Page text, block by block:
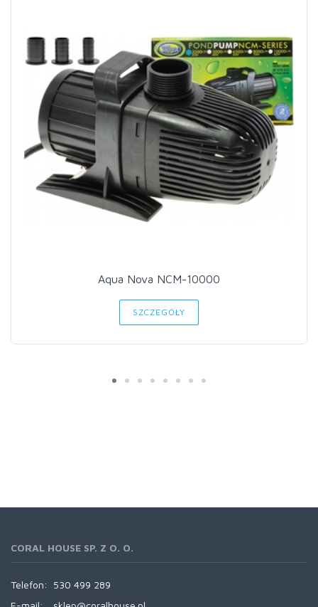
Aqua Nova NCM-10000
SZCZEGÓŁY
CORAL HOUSE SP. Z O. O.
Telefon:
530 499 289